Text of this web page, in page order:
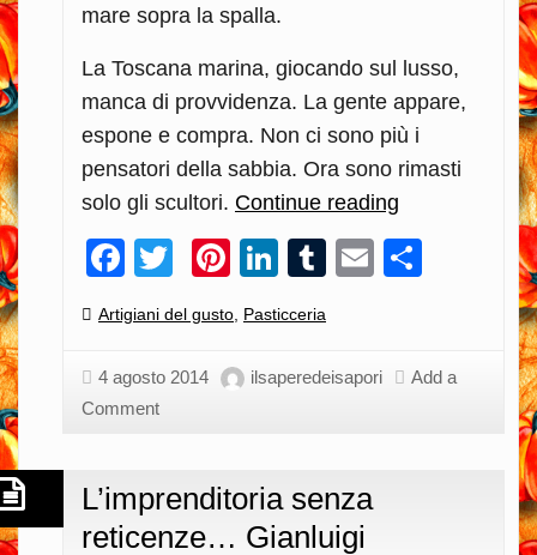
mare sopra la spalla.
La Toscana marina, giocando sul lusso,
manca di provvidenza. La gente appare,
espone e compra. Non ci sono più i
pensatori della sabbia. Ora sono rimasti
solo gli scultori. Continue reading
pasticciere
in
convenzionale
Riccardo
Facebook
TwitterPinterest
LinkedIn
Tumblr
Email
Categories:
Artigiani del gusto Pasticceria
4 agosto 2014 ilsaperedeisapori
Add a
Comment
L’imprenditoria senza
reticenze… Gianluigi